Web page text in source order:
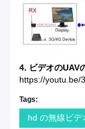
4. ビデオのUAV
https://youtu.be/
Tags:
hd の無線ビデ